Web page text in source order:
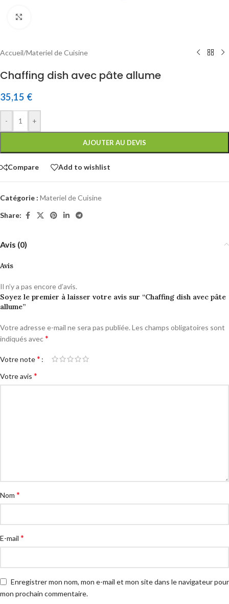
Accueil/Materiel de Cuisine
Chaffing dish avec pâte allume
35,15 €
- +
AJOUTER AU DEVIS
Compare Add to wishlist
Catégorie : Materiel de Cuisine
Share:
Avis (0)
Avis
Il n’y a pas encore d’avis.
Soyez le premier à laisser votre avis sur “Chaffing dish avec pâte
allume”
Votre adresse e-mail ne sera pas publiée. Les champs obligatoires sont
indiqués avec*
Votre note*
Votre avis *
Nom *
E-mail *
Enregistrer mon nom, mon e-mail et mon site dans le navigateur pour
mon prochain commentaire.